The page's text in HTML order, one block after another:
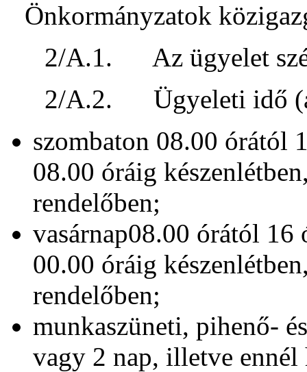
Önkormányzatok
2/A.1. Az ügyelet
2/A.2. Ügyeleti idő (a
szombaton 08.00 órától
08.00 óráig
rendelőben;
vasárnap08.00 órától
00.00 óráig
rendelőben;
munkaszüneti, pihenő-
vagy 2 nap, illetve ennél